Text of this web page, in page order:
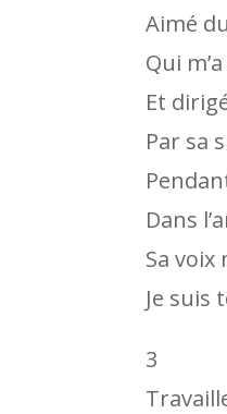
Aimé
Qui
Et
Par sa
Dans
Sa voix
Je suis
3